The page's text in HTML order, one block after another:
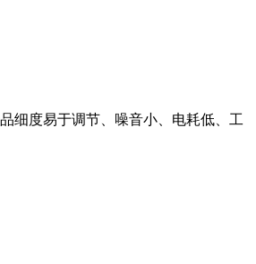
细度易于调节、噪音小、电耗低、工